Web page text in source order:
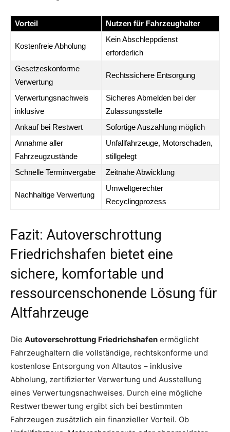
Vorteil Nutzen für Fahrzeughalter
Kostenfreie Abholung
Kein Abschleppdienst
erforderlich
Gesetzeskonforme
Verwertung
Rechtssichere Entsorgung
Verwertungsnachweis
inklusive
Sicheres Abmelden bei der
Zulassungsstelle
Ankauf bei Restwert
Sofortige Auszahlung möglich
Annahme aller
Fahrzeugzustände
Unfallfahrzeuge, Motorschaden,
stillgelegt
Schnelle Terminvergabe
Zeitnahe Abwicklung
Nachhaltige Verwertung
Umweltgerechter
Recyclingprozess
Fazit: Autoverschrottung
Friedrichshafen bietet eine
sichere, komfortable und
ressourcenschonende Lösung für
Altfahrzeuge
Die Autoverschrottung Friedrichshafen ermöglicht
Fahrzeughaltern die vollständige, rechtskonforme und
kostenlose Entsorgung von Altautos – inklusive
Abholung, zertifizierter Verwertung und Ausstellung
eines Verwertungsnachweises. Durch eine mögliche
Restwertbewertung ergibt sich bei bestimmten
Fahrzeugen zusätzlich ein finanzieller Vorteil. Ob